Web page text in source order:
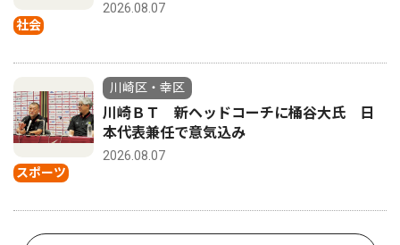
社会
2026.08.07
スポーツ
川崎区・幸区
川崎ＢＴ 新ヘッドコーチに桶谷大氏 日
本代表兼任で意気込み
2026.08.07